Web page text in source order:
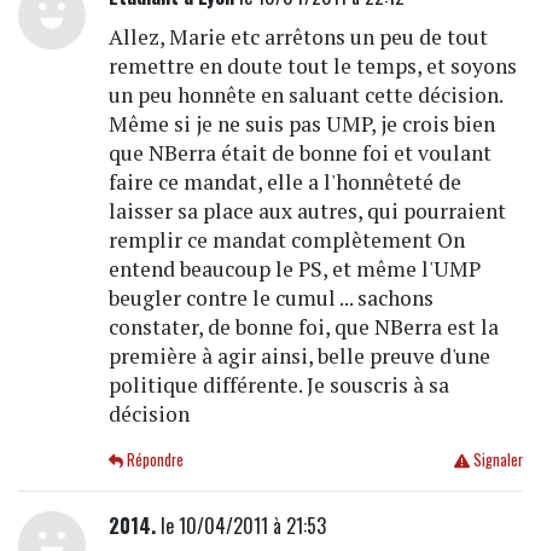
Allez, Marie etc arrêtons un peu de tout
remettre en doute tout le temps, et soyons
un peu honnête en saluant cette décision.
Même si je ne suis pas UMP, je crois bien
que NBerra était de bonne foi et voulant
faire ce mandat, elle a l'honnêteté de
laisser sa place aux autres, qui pourraient
remplir ce mandat complètement On
entend beaucoup le PS, et même l'UMP
beugler contre le cumul ... sachons
constater, de bonne foi, que NBerra est la
première à agir ainsi, belle preuve d'une
politique différente. Je souscris à sa
décision
Signaler
Répondre
2014.le 10/04/2011 à 21:53